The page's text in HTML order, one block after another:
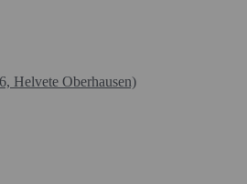
Helvete Oberhausen)